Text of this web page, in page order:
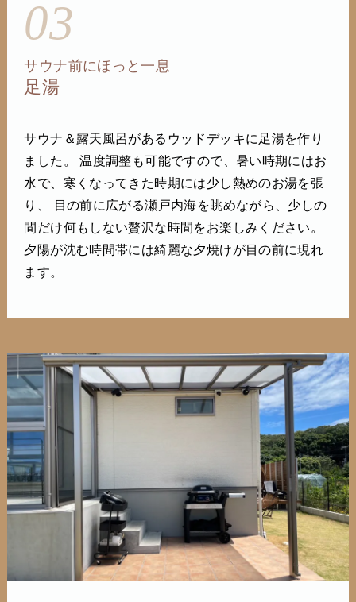
03
サウナ前にほっと一息
足湯
サウナ＆露天風呂があるウッドデッキに足湯を作り
ました。 温度調整も可能ですので、暑い時期にはお
水で、寒くなってきた時期には少し熱めのお湯を張
り、 目の前に広がる瀬戸内海を眺めながら、少しの
間だけ何もしない贅沢な時間をお楽しみください。
夕陽が沈む時間帯には綺麗な夕焼けが目の前に現れ
ます。